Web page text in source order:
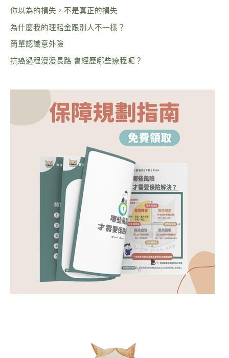
你以為的損失，不是真正的損失
為什麼我的理賠金跟別人不一樣？
簡單認識意外險
抗癌過程漫漫長路 會經歷哪些療程呢？